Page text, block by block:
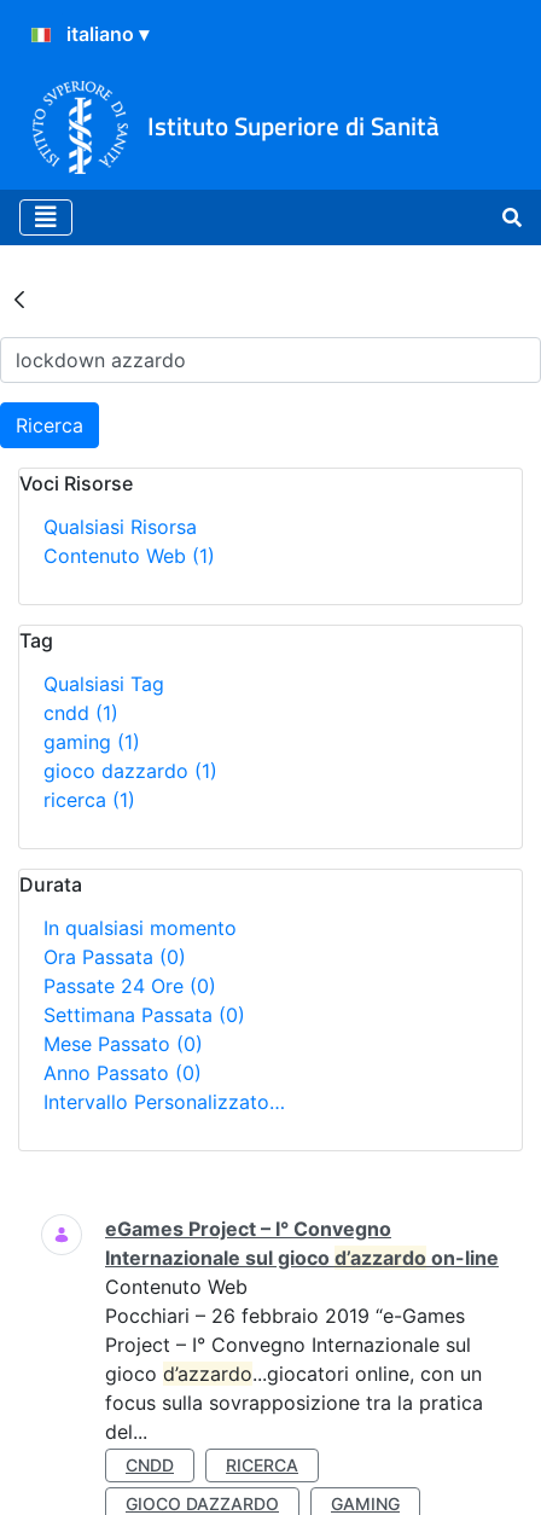
Istituto Superiore di Sanità
Risultati della Ricerca -
Ricerca
Voci Risorse
Qualsiasi Risorsa
Contenuto Web (1)
Tag
Qualsiasi Tag
cndd (1)
gaming (1)
gioco dazzardo (1)
ricerca (1)
Durata
In qualsiasi momento
Ora Passata (0)
Passate 24 Ore (0)
Settimana Passata (0)
Mese Passato (0)
Anno Passato (0)
Intervallo Personalizzato…
Ricerca
eGames Project – I° Convegno
Internazionale sul gioco d’azzardo on-line
Contenuto Web
Pocchiari – 26 febbraio 2019 “e-Games
Project – I° Convegno Internazionale sul
gioco d’azzardo...giocatori online, con un
focus sulla sovrapposizione tra la pratica
del...
CNDD
RICERCA
GIOCO DAZZARDO
GAMING